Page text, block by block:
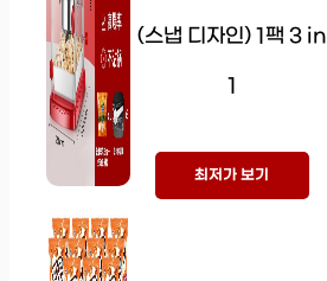
(스냅 디자인) 1팩 3 in
1
최저가 보기